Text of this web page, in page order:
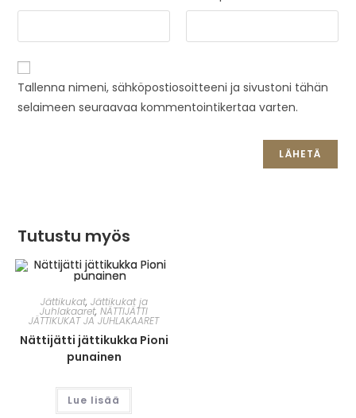
Tallenna nimeni, sähköpostiosoitteeni ja sivustoni tähän
selaimeen seuraavaa kommentointikertaa varten.
Tutustu myös
Jättikukat, Jättikukat ja
Juhlakaaret,NÄTTIJÄTTI
JÄTTIKUKAT JA JUHLAKAARET
Nättijätti jättikukka Pioni
punainen
Lue lisää